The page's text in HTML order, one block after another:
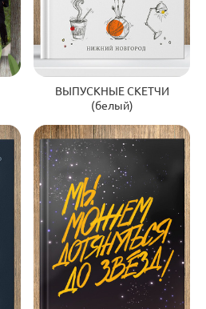
ВЫПУСКНЫЕ СКЕТЧИ
(белый)